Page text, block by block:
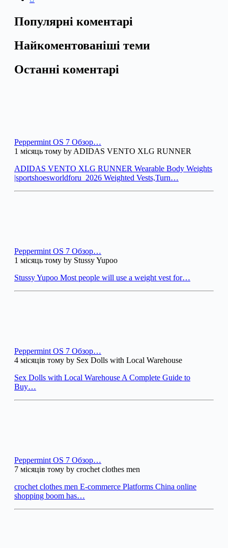
Популярні коментарі
Найкоментованіші теми
Останні коментарі
Peppermint OS 7 Обзор…
1 місяць тому by ADIDAS VENTO XLG RUNNER
ADIDAS VENTO XLG RUNNER Wearable Body Weights
|sportshoesworldforu_2026 Weighted Vests,Turn…
Peppermint OS 7 Обзор…
1 місяць тому by Stussy Yupoo
Stussy Yupoo Most people will use a weight vest for…
Peppermint OS 7 Обзор…
4 місяців тому by Sex Dolls with Local Warehouse
Sex Dolls with Local Warehouse A Complete Guide to
Buy…
Peppermint OS 7 Обзор…
7 місяців тому by crochet clothes men
crochet clothes men E-commerce Platforms China online
shopping boom has…